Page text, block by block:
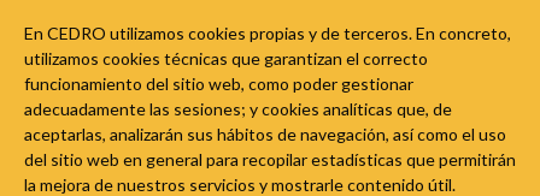
Etusivu»FAQ
El permís per interpretar música de tercers es pot obtenir de
SGAE i SEDA. L’associació ha d’obtenir a SGAE i SEDA els
En CEDRO utilizamos cookies propias y de terceros. En concreto,
utilizamos cookies técnicas que garantizan el correcto
funcionamiento del sitio web, como poder gestionar
adecuadamente las sesiones; y cookies analíticas que, de
aceptarlas, analizarán sus hábitos de navegación, así como el uso
del sitio web en general para recopilar estadísticas que permitirán
la mejora de nuestros servicios y mostrarle contenido útil.